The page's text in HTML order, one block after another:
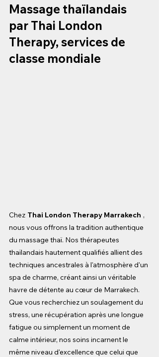
Massage thaïlandais
par Thai London
Therapy, services de
classe mondiale
Chez Thai London Therapy Marrakech ,
nous vous offrons la tradition authentique
du massage thaï. Nos thérapeutes
thaïlandais hautement qualifiés allient des
techniques ancestrales à l'atmosphère d'un
spa de charme, créant ainsi un véritable
havre de détente au cœur de Marrakech.
Que vous recherchiez un soulagement du
stress, une récupération après une longue
fatigue ou simplement un moment de
calme intérieur, nos soins incarnent le
même niveau d'excellence que celui que